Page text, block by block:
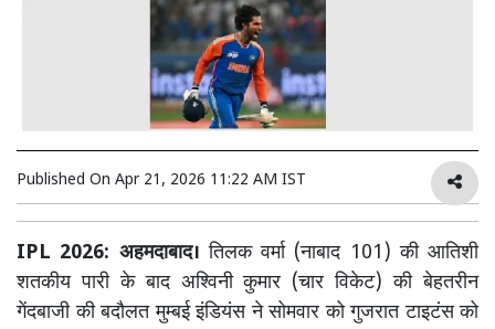
Published On Apr 21, 2026 11:22 AM IST
IPL 2026: अहमदाबाद। तिलक वर्मा (नाबाद 101) की आतिशी
शतकीय पारी के बाद अश्विनी कुमार (चार विकेट) की बेहतरीन
गेंदबाजी की बदौलत मुम्बई इंडियंस ने सोमवार को गुजरात टाइटंस को